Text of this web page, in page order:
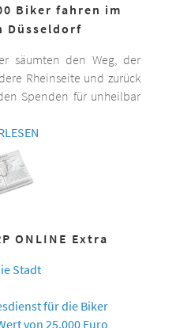
Biker fahren im
Düsseldorf
säumten den Weg, der
Rheinseite und zurück
Spenden für unheilbar
ONLINE Extra
Stadt
für die Biker
von 25.000 Euro